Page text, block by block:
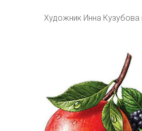
Художник Инна Кузубова